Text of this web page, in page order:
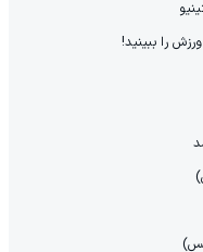
را ببینید!